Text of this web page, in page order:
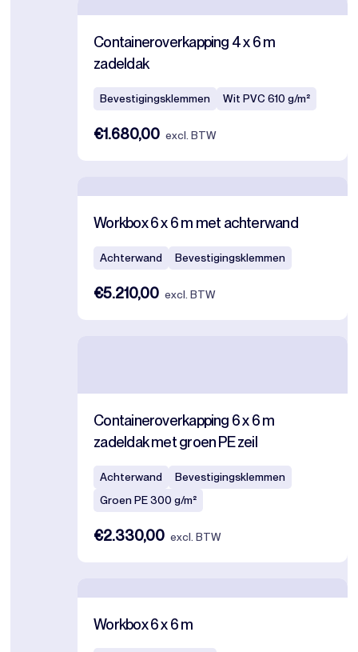
Containeroverkapping 4 x 6 m
zadeldak
Bevestigingsklemmen Wit PVC 610 g/m²
€1.680,00 excl. BTW
Workbox 6 x 6 m met achterwand
Achterwand Bevestigingsklemmen
€5.210,00 excl. BTW
Containeroverkapping 6 x 6 m
zadeldak met groen PE zeil
Achterwand
Bevestigingsklemmen
Groen PE 300 g/m²
€2.330,00 excl. BTW
Workbox 6 x 6 m